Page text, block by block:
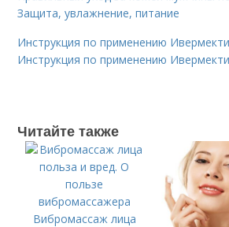
Защита, увлажнение, питание
Инструкция по применению
Инструкция по применению
Читайте также
Вибромассаж лица